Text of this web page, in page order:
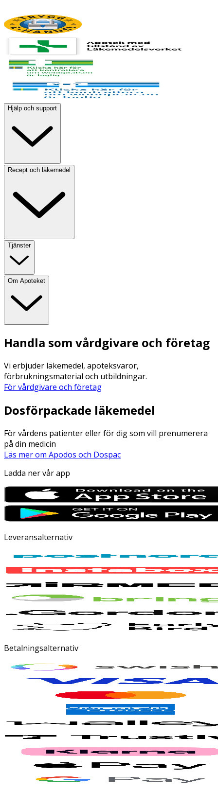
Hjälp och support
Recept och läkemedel
Tjänster
Om Apoteket
Handla som vårdgivare och företag
Vi erbjuder läkemedel, apoteksvaror,
förbrukningsmaterial och utbildningar.
För vårdgivare och företag
Dosförpackade läkemedel
För vårdens patienter eller för dig som vill prenumerera
på din medicin
Läs mer om Apodos och Dospac
Ladda ner vår app
Leveransalternativ
Betalningsalternativ